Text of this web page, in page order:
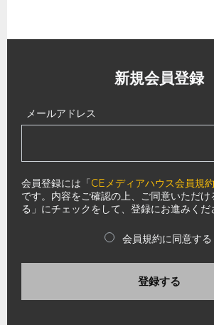
新規会員登録
メールアドレス
会員登録には「CEメディアハウス会員規約
です。内容をご確認の上、ご同意いただけ
る」にチェックをして、登録にお進みくだ
会員規約に同意する
登録する